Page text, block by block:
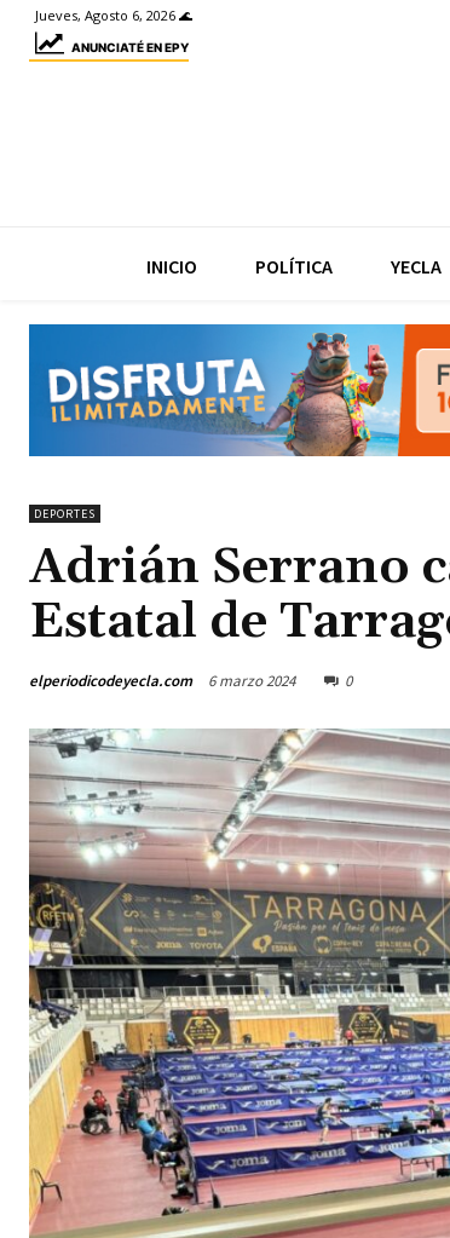
Jueves, Agosto 6, 2026 🌊
ANUNCIATÉ EN EPY
INICIO POLÍTICA YECLA
DEPORTES
Adrián Serrano
Estatal de
elperiodicodeyecla.com 6 marzo 2024 0